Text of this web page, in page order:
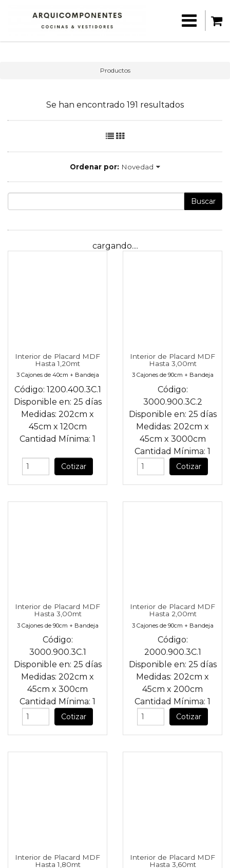
Productos
Se han encontrado 191 resultados
Ordenar por: Novedad
Buscar
cargando....
Interior de Placard MDF
Hasta 1,20mt
3 Cajones de 40cm + Bandeja
Código: 1200.400.3C.1
Disponible en: 25 días
Medidas: 202cm x
45cm x 120cm
Cantidad Mínima: 1
Cotizar
Interior de Placard MDF
Hasta 3,00mt
3 Cajones de 90cm + Bandeja
Código:
3000.900.3C.2
Disponible en: 25 días
Medidas: 202cm x
45cm x 3000cm
Cantidad Mínima: 1
Cotizar
Interior de Placard MDF
Hasta 3,00mt
3 Cajones de 90cm + Bandeja
Código:
3000.900.3C.1
Disponible en: 25 días
Medidas: 202cm x
45cm x 300cm
Cantidad Mínima: 1
Cotizar
Interior de Placard MDF
Hasta 2,00mt
3 Cajones de 90cm + Bandeja
Código:
2000.900.3C.1
Disponible en: 25 días
Medidas: 202cm x
45cm x 200cm
Cantidad Mínima: 1
Cotizar
Interior de Placard MDF
Hasta 1,80mt
Interior de Placard MDF
Hasta 3,60mt